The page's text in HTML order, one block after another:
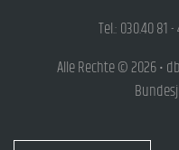
Tel.: 030.40 81
Alle Rechte © 2026 •